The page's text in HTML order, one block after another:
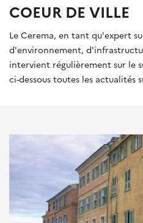
COEUR DE VILLE
Le Cerema, en tant qu'expert
d'environnement,
intervient régulièrement sur le
ci-dessous toutes les actualités